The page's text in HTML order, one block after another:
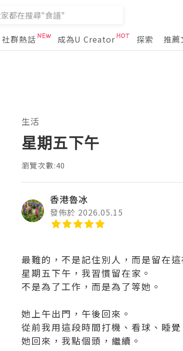
社群熱話 成為U Creator 探索 推薦
生活
星期五下午
瀏覽次數:40
香港魯冰
發佈於 2026.05.15
最難的，不是記住別人，而是留在這
星期五下午，我習慣留在家。
不是為了工作，而是為了等她。
她上午出門，午後回來。
從前我用這段時間打機、看球、睡覺
她回來，我點個頭，繼續。